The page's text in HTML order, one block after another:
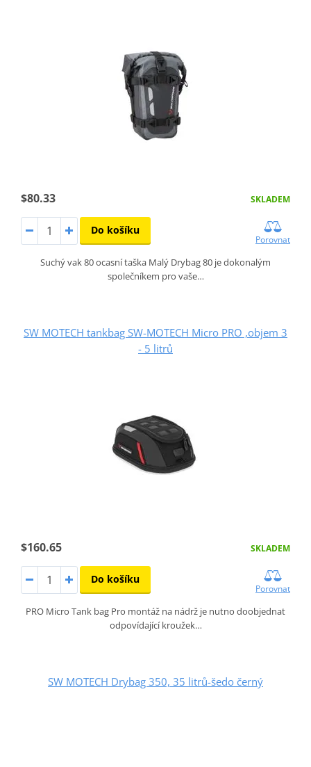
$80.33 SKLADEM
Do košíku
Porovnat
Suchý vak 80 ocasní taška Malý Drybag 80 je dokonalým
společníkem pro vaše…
SW MOTECH tankbag SW-MOTECH Micro PRO ,objem 3
- 5 litrů
$160.65 SKLADEM
Do košíku
Porovnat
PRO Micro Tank bag Pro montáž na nádrž je nutno doobjednat
odpovídající kroužek…
SW MOTECH Drybag 350, 35 litrů-šedo černý